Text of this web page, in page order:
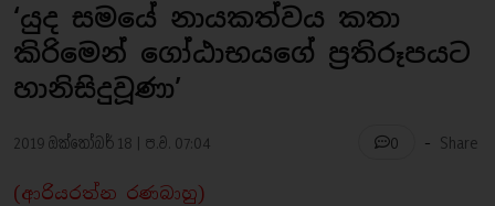
‘යුද සමයේ නායකත්වය කතා
කිරිමෙන් ගෝඨාභයගේ ප්‍රතිරූපයට
හානිසිදුවූණා’
2019 ඔක්තෝබර් 18 | ප.ව. 07:04 0 - Share
(ආරියරත්න රණබාහු)